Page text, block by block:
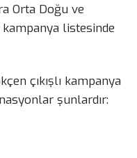
Orta Doğu ve
kampanya listesinde
çıkışlı kampanya
şunlardır: